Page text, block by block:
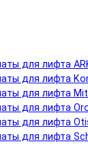
для лифта
для лифта
для лифта
для лифта
для лифта
для лифта